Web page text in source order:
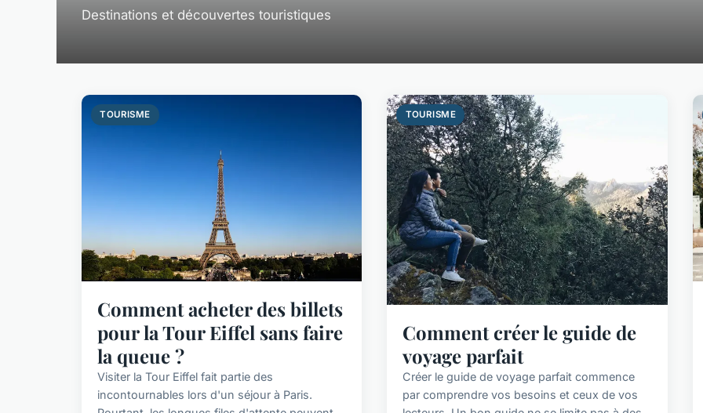
Destinations et découvertes touristiques
TOURISME
Comment acheter des billets
pour la Tour Eiffel sans faire
la queue ?
Visiter la Tour Eiffel fait partie des
incontournables lors d'un séjour à Paris.
TOURISME
Comment créer le guide de
voyage parfait
Créer le guide de voyage parfait commence
par comprendre vos besoins et ceux de vos